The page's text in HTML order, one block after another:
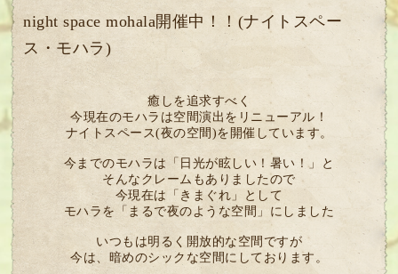
night space mohala開催中！！(ナイトスペー
ス・モハラ)
癒しを追求すべく
今現在のモハラは空間演出をリニューアル！
ナイトスペース(夜の空間)を開催しています。
今までのモハラは「日光が眩しい！暑い！」と
そんなクレームもありましたので
今現在は「きまぐれ」として
モハラを「まるで夜のような空間」にしました
いつもは明るく開放的な空間ですが
今は、暗めのシックな空間にしております。